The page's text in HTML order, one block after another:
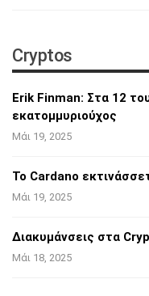
Cryptos
Erik Finman: Στα 12
εκατομμυριούχος
Μάι 19, 2025
Το Cardano
Μάι 19, 2025
Διακυμάνσεις στα
Μάι 18, 2025